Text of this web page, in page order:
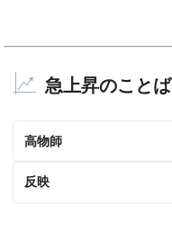
急上昇のことば
高物師
反映